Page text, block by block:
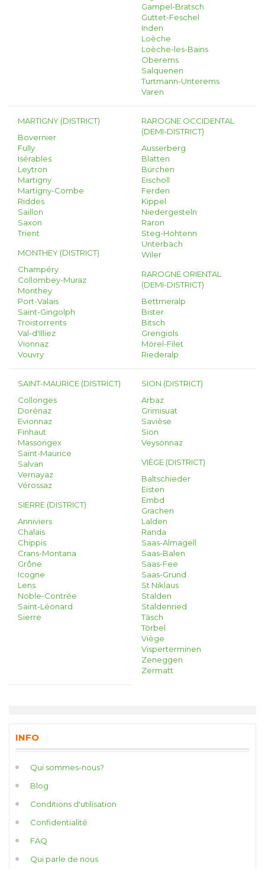
Gampel-Bratsch
Guttet-Feschel
Inden
Loèche
Loèche-les-Bains
Oberems
Salquenen
Turtmann-Unterems
Varen
MARTIGNY (DISTRICT)
Bovernier
Fully
Isérables
Leytron
Martigny
Martigny-Combe
Riddes
Saillon
Saxon
Trient
MONTHEY (DISTRICT)
Champéry
Collombey-Muraz
Monthey
Port-Valais
Saint-Gingolph
Troistorrents
Val-d'Illiez
Vionnaz
Vouvry
RAROGNE OCCIDENTAL
(DEMI-DISTRICT)
Ausserberg
Blatten
Bürchen
Eischoll
Ferden
Kippel
Niedergesteln
Raron
Steg-Hohtenn
Unterbäch
Wiler
RAROGNE ORIENTAL
(DEMI-DISTRICT)
Bettmeralp
Bister
Bitsch
Grengiols
Mörel-Filet
Riederalp
SAINT-MAURICE (DISTRICT)
Collonges
Dorénaz
Evionnaz
Finhaut
Massongex
Saint-Maurice
Salvan
Vernayaz
Vérossaz
SIERRE (DISTRICT)
Anniviers
Chalais
Chippis
Crans-Montana
Grône
Icogne
Lens
Noble-Contrée
Saint-Léonard
Sierre
SION (DISTRICT)
Arbaz
Grimisuat
Savièse
Sion
Veysonnaz
VIÈGE (DISTRICT)
Baltschieder
Eisten
Embd
Grächen
Lalden
Randa
Saas-Almagell
Saas-Balen
Saas-Fee
Saas-Grund
St Niklaus
Stalden
Staldenried
Täsch
Törbel
Viège
Visperterminen
Zeneggen
Zermatt
INFO
Qui sommes-nous?
Blog
Conditions d'utilisation
Confidentialité
FAQ
Qui parle de nous